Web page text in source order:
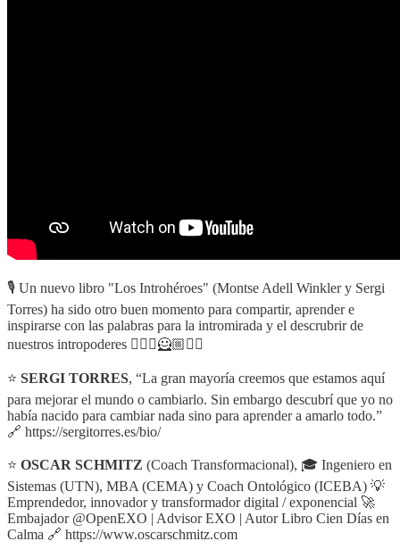
🎙️ Un nuevo libro "Los Introhéroes" (Montse Adell Winkler y Sergi
Torres) ha sido otro buen momento para compartir, aprender e
inspirarse con las palabras para la intromirada y el descrubrir de
nuestros intropoderes 🦸🏻‍♀️🦸🏼🦸‍♂️
⭐ SERGI TORRES, “La gran mayoría creemos que estamos aquí
para mejorar el mundo o cambiarlo. Sin embargo descubrí que yo no
había nacido para cambiar nada sino para aprender a amarlo todo.”
🔗 https://sergitorres.es/bio/
⭐ OSCAR SCHMITZ (Coach Transformacional), 🎓 Ingeniero en
Sistemas (UTN), MBA (CEMA) y Coach Ontológico (ICEBA) 💡
Emprendedor, innovador y transformador digital / exponencial 🚀
Embajador @OpenEXO | Advisor EXO | Autor Libro Cien Días en
Calma 🔗 https://www.oscarschmitz.com